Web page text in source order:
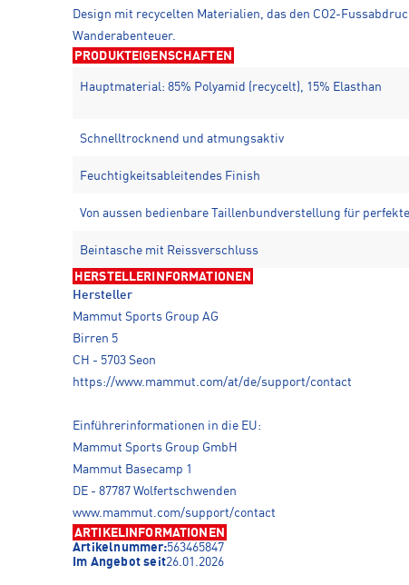
Design mit recycelten Materialien, das den CO2-
Wanderabenteuer.
PRODUKTEIGENSCHAFTEN
Hauptmaterial: 85% Polyamid (recycelt), 15% Elasthan
Schnelltrocknend und atmungsaktiv
Feuchtigkeitsableitendes Finish
Von aussen bedienbare Taillenbundverstellung für
Beintasche mit Reissverschluss
HERSTELLERINFORMATIONEN
Hersteller
Mammut Sports Group AG
Birren 5
CH - 5703 Seon
https://www.mammut.com/at/de/support/contact
Einführerinformationen in die EU:
Mammut Sports Group GmbH
Mammut Basecamp 1
DE - 87787 Wolfertschwenden
www.mammut.com/support/contact
ARTIKELINFORMATIONEN
Artikelnummer:563465847
Im Angebot seit26.01.2026